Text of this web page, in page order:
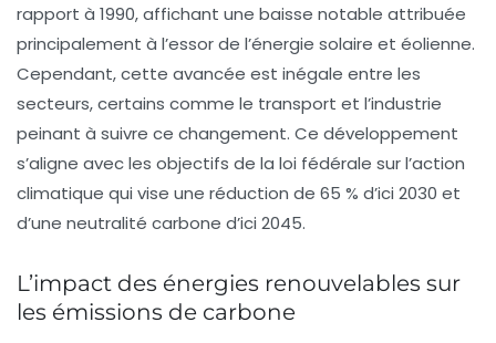
rapport à 1990, affichant une baisse notable attribuée
principalement à l’essor de l’énergie solaire et éolienne.
Cependant, cette avancée est inégale entre les
secteurs, certains comme le transport et l’industrie
peinant à suivre ce changement. Ce développement
s’aligne avec les objectifs de la loi fédérale sur l’action
climatique qui vise une réduction de 65 % d’ici 2030 et
d’une neutralité carbone d’ici 2045.
L’impact des énergies renouvelables sur
les émissions de carbone